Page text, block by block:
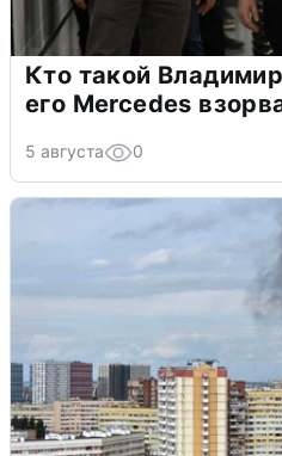
Кто такой
его Mercedes
5 августа 0